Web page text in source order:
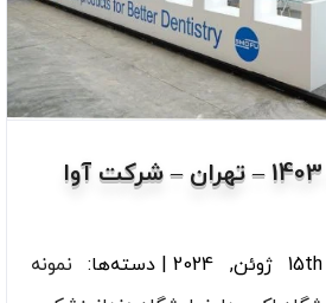
نمایشگاه اکسیدا 1403 – تهران – شرکت آوا
15th ژوئن, 2024 | دسته‌ها: نمونه